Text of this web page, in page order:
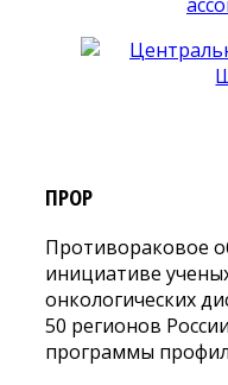
ПРОР
Противораковое
инициативе
онкологических
50 регионов
программы